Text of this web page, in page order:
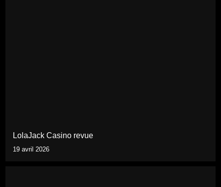
LolaJack Casino revue
19 avril 2026